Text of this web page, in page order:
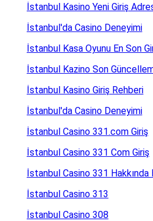
İstanbul Kasino Yeni Giriş
İstanbul'da Casino Deneyimi
İstanbul Kasa Oyunu En Son
İstanbul Kazino Son
İstanbul Kasino Giriş Rehberi
İstanbul'da Casino Deneyimi
İstanbul Casino 331.com Giriş
İstanbul Casino 331 Com Giriş
İstanbul Casino 331 Hakkında
İstanbul Casino 313
İstanbul Casino 308